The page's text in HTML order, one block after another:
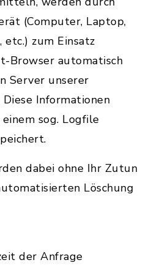
(Computer, Laptop,
zum Einsatz
Browser automatisch
Server unserer
Informationen
sog. Logfile
dabei ohne Ihr Zutun
Löschung
der Anfrage